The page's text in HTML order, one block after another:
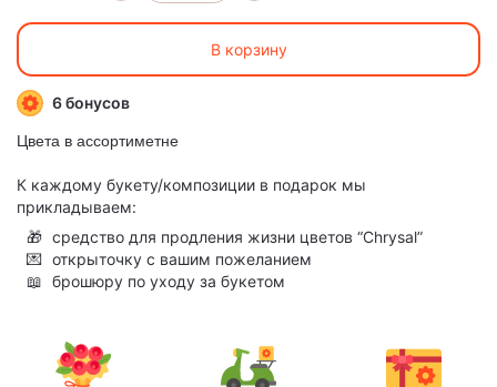
В корзину
6 бонусов
Цвета в ассортиметне
К каждому букету/композиции в подарок мы
прикладываем:
🎁 средство для продления жизни цветов “Chrysal”
💌 открыточку с вашим пожеланием
📖 брошюру по уходу за букетом